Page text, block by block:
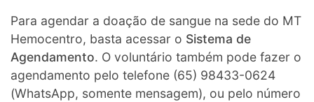
Para agendar a doação de sangue na sede do MT
Hemocentro, basta acessar o Sistema de
Agendamento. O voluntário também pode fazer o
agendamento pelo telefone (65) 98433-0624
(WhatsApp, somente mensagem), ou pelo número